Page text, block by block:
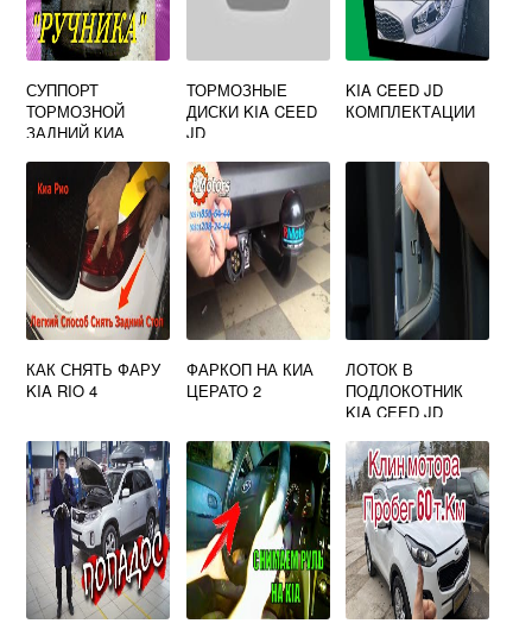
СУППОРТ
ТОРМОЗНОЙ
ЗАДНИЙ КИА
ТОРМОЗНЫЕ
ДИСКИ KIA CEED
JD
KIA CEED JD
КОМПЛЕКТАЦИИ
КАК СНЯТЬ ФАРУ
KIA RIO 4
ФАРКОП НА КИА
ЦЕРАТО 2
ЛОТОК В
ПОДЛОКОТНИК
KIA CEED JD